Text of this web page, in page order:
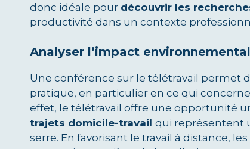
donc idéale pour découvrir les
productivité dans un contexte
Analyser l’impact
Une conférence sur le télétravail permet
pratique, en particulier en ce qui
effet, le télétravail offre une opportunité
trajets domicile-travail qui représentent
serre. En favorisant le travail à distance,